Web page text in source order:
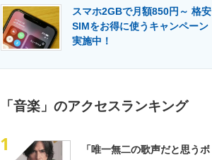
スマホ2GBで月額850円～ 格安
SIMをお得に使うキャンペーン
実施中！
「音楽」のアクセスランキング
1
「唯一無二の歌声だと思うボ